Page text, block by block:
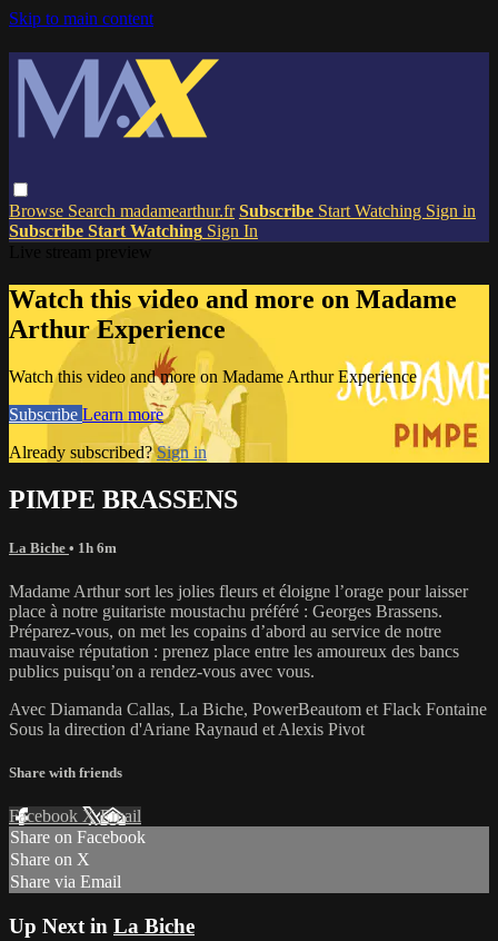
Skip to main content
Browse Search madamearthur.fr Subscribe Start Watching Sign in
Subscribe Start Watching Sign In
Watch this video and more on Madame
Arthur Experience
Watch this video and more on Madame Arthur Experience
Subscribe Learn more
Already subscribed?Sign in
PIMPE BRASSENS
La Biche • 1h 6m
Madame Arthur sort les jolies fleurs et éloigne l’orage pour laisser
place à notre guitariste moustachu préféré : Georges Brassens.
Préparez-vous, on met les copains d’abord au service de notre
mauvaise réputation : prenez place entre les amoureux des bancs
publics puisqu’on a rendez-vous avec vous.
Avec Diamanda Callas, La Biche, PowerBeautom et Flack Fontaine
Sous la direction d'Ariane Raynaud et Alexis Pivot
Share with friends
Facebook XEmail
Share on Facebook
Share on X
Share via Email
Up Next in La Biche